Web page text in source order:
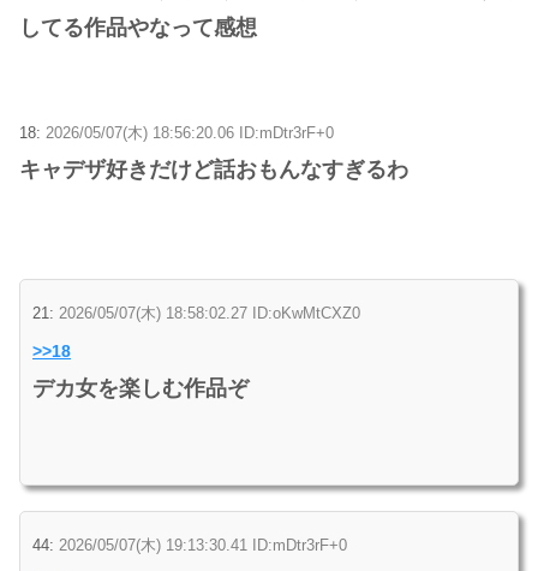
してる作品やなって感想
18: 2026/05/07(木) 18:56:20.06 ID:mDtr3rF+0
キャデザ好きだけど話おもんなすぎるわ
21: 2026/05/07(木) 18:58:02.27 ID:oKwMtCXZ0
>>18
デカ女を楽しむ作品ぞ
44: 2026/05/07(木) 19:13:30.41 ID:mDtr3rF+0